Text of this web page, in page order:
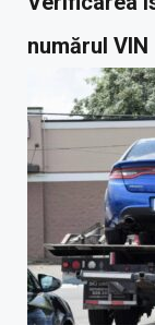
numărul VIN